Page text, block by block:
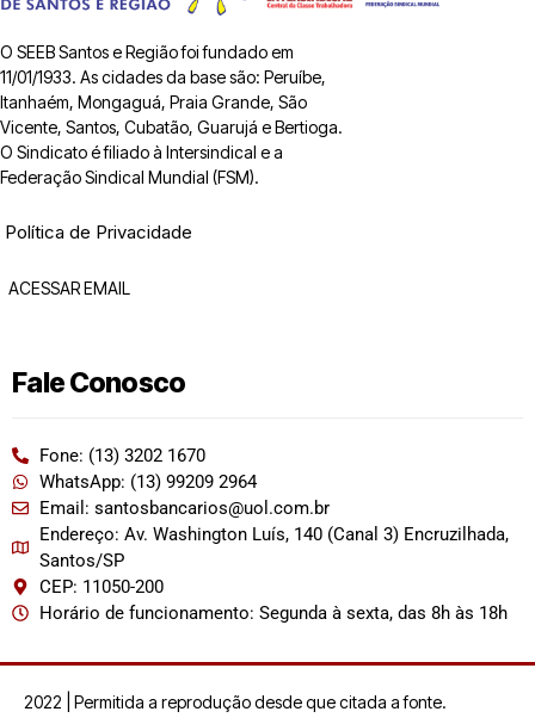
O SEEB Santos e Região foi fundado em
11/01/1933. As cidades da base são: Peruíbe,
Itanhaém, Mongaguá, Praia Grande, São
Vicente, Santos, Cubatão, Guarujá e Bertioga.
O Sindicato é filiado à Intersindical e a
Federação Sindical Mundial (FSM).
Política de Privacidade
ACESSAR EMAIL
Fale Conosco
Fone: (13) 3202 1670
WhatsApp: (13) 99209 2964
Email: santosbancarios@uol.com.br
Endereço: Av. Washington Luís, 140 (Canal 3) Encruzilhada,
Santos/SP
CEP: 11050-200
Horário de funcionamento: Segunda à sexta, das 8h às 18h
2022 | Permitida a reprodução desde que citada a fonte.